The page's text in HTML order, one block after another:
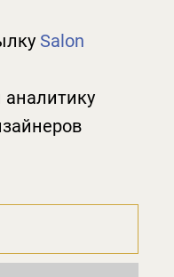
Salon
аналитику